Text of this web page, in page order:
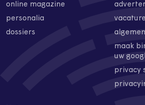
online magazine
personalia
dossiers
maak
uw
privacy